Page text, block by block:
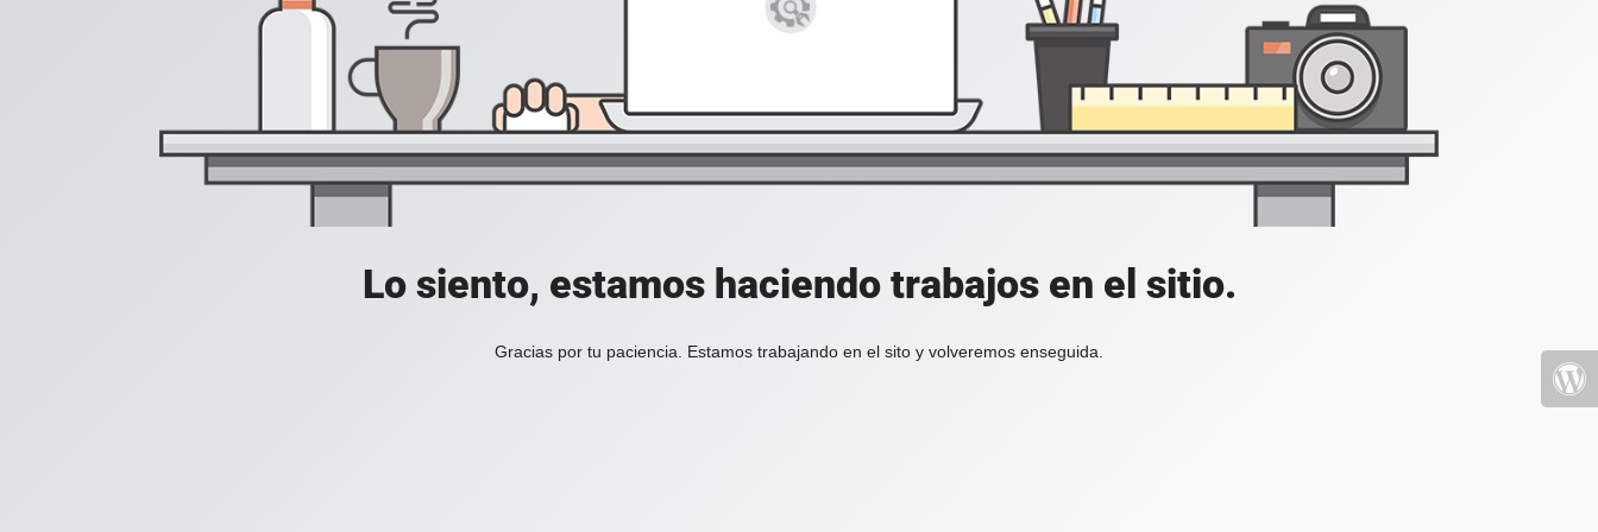
Lo siento, estamos haciendo trabajos en el sitio.
Gracias por tu paciencia. Estamos trabajando en el sito y volveremos enseguida.